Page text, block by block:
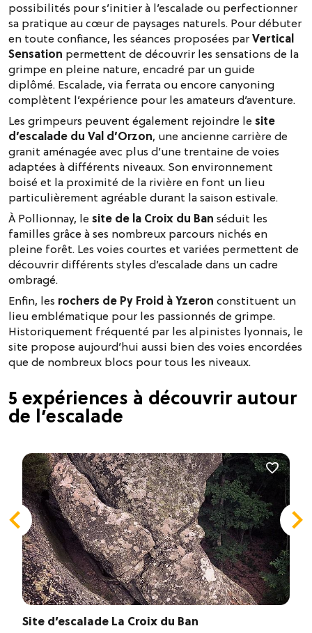
possibilités pour s’initier à l’escalade ou perfectionner
sa pratique au cœur de paysages naturels. Pour débuter
en toute confiance, les séances proposées parVertical
Sensation permettent de découvrir les sensations de la
grimpe en pleine nature, encadré par un guide
diplômé. Escalade, via ferrata ou encore canyoning
complètent l’expérience pour les amateurs d’aventure.
Les grimpeurs peuvent également rejoindre lesite
d’escalade du Val d’Orzon, une ancienne carrière de
granit aménagée avec plus d’une trentaine de voies
adaptées à différents niveaux. Son environnement
boisé et la proximité de la rivière en font un lieu
particulièrement agréable durant la saison estivale.
À Pollionnay, lesite de la Croix du Ban séduit les
familles grâce à ses nombreux parcours nichés en
pleine forêt. Les voies courtes et variées permettent de
découvrir différents styles d’escalade dans un cadre
ombragé.
Enfin, les rochers de Py Froid à Yzeron constituent un
lieu emblématique pour les passionnés de grimpe.
Historiquement fréquenté par les alpinistes lyonnais, le
site propose aujourd’hui aussi bien des voies encordées
que de nombreux blocs pour tous les niveaux.
5 expériences à découvrir autour
de l’escalade
Site d’escalade La Croix du Ban